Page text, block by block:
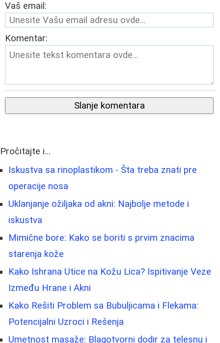
Vaš email:
Komentar:
Slanje komentara
Pročitajte i...
Iskustva sa rinoplastikom - Šta treba znati pre
operacije nosa
Uklanjanje ožiljaka od akni: Najbolje metode i
iskustva
Mimične bore: Kako se boriti s prvim znacima
starenja kože
Kako Ishrana Utice na Kožu Lica? Ispitivanje Veze
Između Hrane i Akni
Kako Rešiti Problem sa Bubuljicama i Flekama:
Potencijalni Uzroci i Rešenja
Umetnost masaže: Blagotvorni dodir za telesnu i